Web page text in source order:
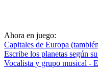
Ahora en juego:
Capitales de Europa
Escribe los planetas según
Vocalista y grupo musical -